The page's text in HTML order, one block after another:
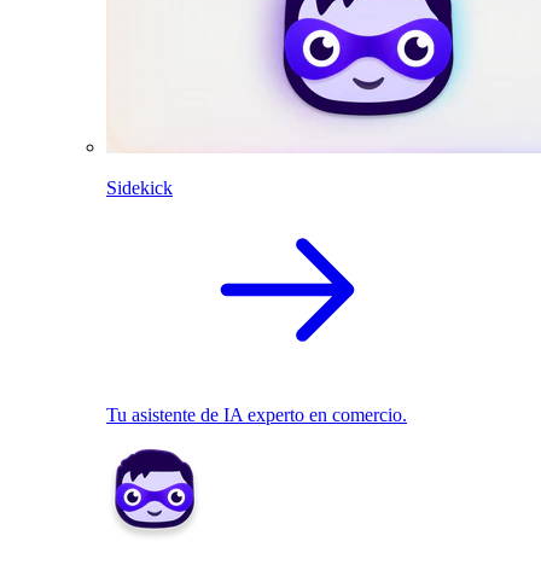
Sidekick
Tu asistente de IA experto en comercio.